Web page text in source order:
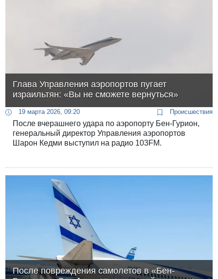
Глава Управления аэропортов пугает
израильтян: «Вы не сможете вернуться»
19 марта 2026, 09:20 Происшествия
После вчерашнего удара по аэропорту Бен-Гурион,
генеральный директор Управления аэропортов
Шарон Кедми выступил на радио 103FM.
После повреждения самолетов в «Бен-